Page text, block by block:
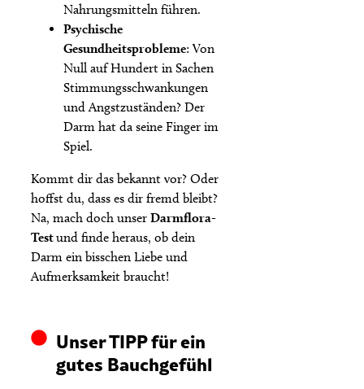
Nahrungsmitteln führen.
Psychische
Gesundheitsprobleme: Von
Null auf Hundert in Sachen
Stimmungsschwankungen
und Angstzuständen? Der
Darm hat da seine Finger im
Spiel.
Kommt dir das bekannt vor? Oder
hoffst du, dass es dir fremd bleibt?
Na, mach doch unser Darmflora-
Testund finde heraus, ob dein
Darm ein bisschen Liebe und
Aufmerksamkeit braucht!
Unser TIPP für ein
gutes Bauchgefühl